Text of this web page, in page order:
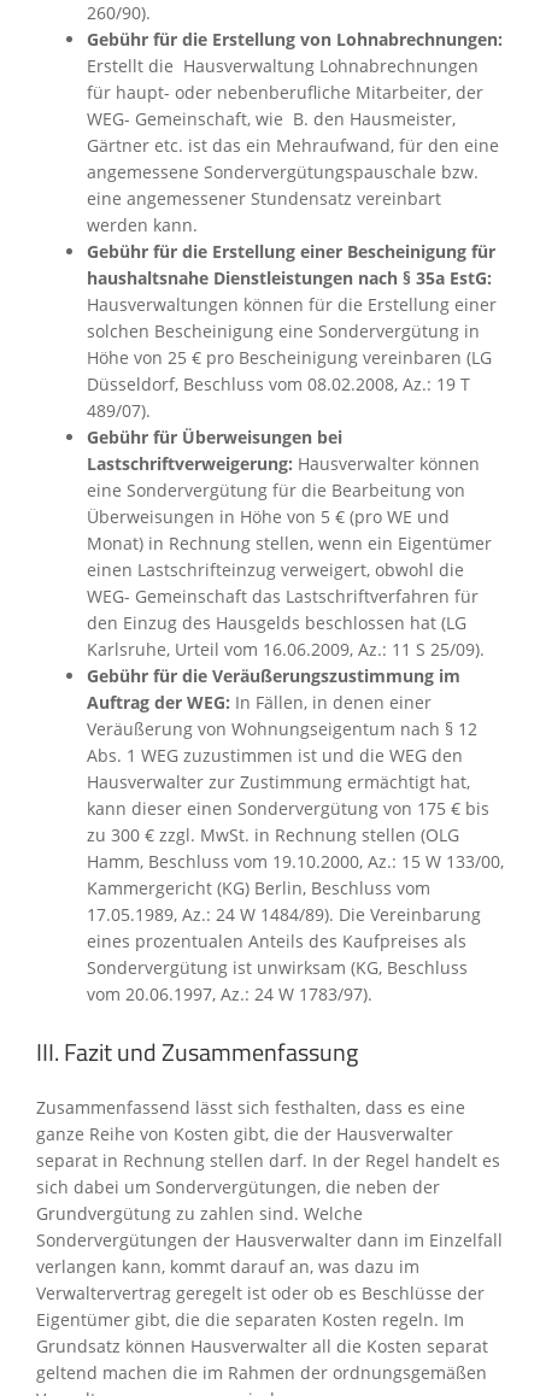
260/90).
Gebühr für die Erstellung von Lohnabrechnungen:
Erstellt die Hausverwaltung Lohnabrechnungen
für haupt- oder nebenberufliche Mitarbeiter, der
WEG- Gemeinschaft, wie B. den Hausmeister,
Gärtner etc. ist das ein Mehraufwand, für den eine
angemessene Sondervergütungspauschale bzw.
eine angemessener Stundensatz vereinbart
werden kann.
Gebühr für die Erstellung einer Bescheinigung für
haushaltsnahe Dienstleistungen nach § 35a EstG:
Hausverwaltungen können für die Erstellung einer
solchen Bescheinigung eine Sondervergütung in
Höhe von 25 € pro Bescheinigung vereinbaren (LG
Düsseldorf, Beschluss vom 08.02.2008, Az.: 19 T
489/07).
Gebühr für Überweisungen bei
Lastschriftverweigerung: Hausverwalter können
eine Sondervergütung für die Bearbeitung von
Überweisungen in Höhe von 5 € (pro WE und
Monat) in Rechnung stellen, wenn ein Eigentümer
einen Lastschrifteinzug verweigert, obwohl die
WEG- Gemeinschaft das Lastschriftverfahren für
den Einzug des Hausgelds beschlossen hat (LG
Karlsruhe, Urteil vom 16.06.2009, Az.: 11 S 25/09).
Gebühr für die Veräußerungszustimmung im
Auftrag der WEG: In Fällen, in denen einer
Veräußerung von Wohnungseigentum nach § 12
Abs. 1 WEG zuzustimmen ist und die WEG den
Hausverwalter zur Zustimmung ermächtigt hat,
kann dieser einen Sondervergütung von 175 € bis
zu 300 € zzgl. MwSt. in Rechnung stellen (OLG
Hamm, Beschluss vom 19.10.2000, Az.: 15 W 133/00,
Kammergericht (KG) Berlin, Beschluss vom
17.05.1989, Az.: 24 W 1484/89). Die Vereinbarung
eines prozentualen Anteils des Kaufpreises als
Sondervergütung ist unwirksam (KG, Beschluss
vom 20.06.1997, Az.: 24 W 1783/97).
III. Fazit und Zusammenfassung
Zusammenfassend lässt sich festhalten, dass es eine
ganze Reihe von Kosten gibt, die der Hausverwalter
separat in Rechnung stellen darf. In der Regel handelt es
sich dabei um Sondervergütungen, die neben der
Grundvergütung zu zahlen sind. Welche
Sondervergütungen der Hausverwalter dann im Einzelfall
verlangen kann, kommt darauf an, was dazu im
Verwaltervertrag geregelt ist oder ob es Beschlüsse der
Eigentümer gibt, die die separaten Kosten regeln. Im
Grundsatz können Hausverwalter all die Kosten separat
geltend machen die im Rahmen der ordnungsgemäßen